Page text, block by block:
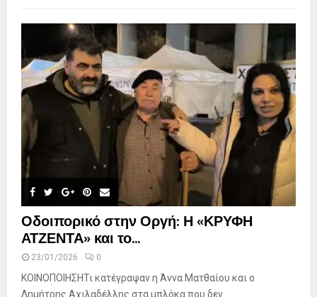
Οδοιπορικό στην Οργή: Η «ΚΡΥΦΗ
ΑΤΖΕΝΤΑ» και το...
23/01/2026 0
ΚΟΙΝΟΠΟΙΗΣΗΤι κατέγραψαν η Άννα Ματθαίου και ο
Δημήτρης Αχιλαδέλλης στα μπλόκα που δεν...